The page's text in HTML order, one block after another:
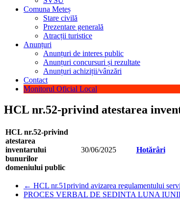
Comuna Meteș
Stare civilă
Prezentare generală
Atracții turistice
Anunțuri
Anunțuri de interes public
Anunțuri concursuri și rezultate
Anunțuri achiziții/vânzări
Contact
Monitorul Oficial Local
HCL nr.52-privind atestarea
HCL nr.52-privind
atestarea
inventarului
bunurilor
domeniului public
30/06/2025 Hotărâri
← HCL nr.51privind avizarea regulamentului
PROCES VERBAL DE SEDINTA LUNA